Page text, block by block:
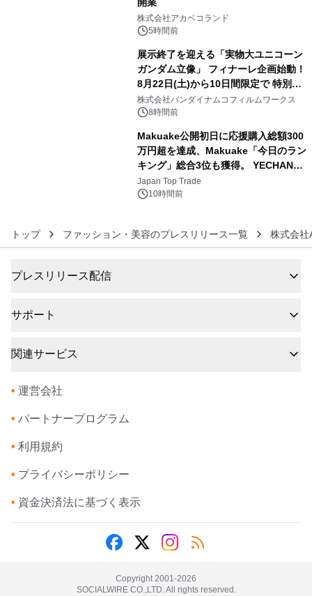
株式会社アカベコランド
5時間前
展示終了を迎える「実物大ユニコーン
ガンダム立像」 フィナーレ企画始動！
8月22日(土)から10日間限定で 特別映
像『UNICORN GUNDAM Statue ―
BEYOND POSSIBILITY ―』を上映！
株式会社バンダイナムコフィルムワークス
8時間前
Makuake公開初日に応援購入総額300
万円超を達成、Makuake「今日のラン
キング」総合3位も獲得。 YECHAN音
浴シンギングボウル第2弾の大型サイ
ズ（XL・2XL・3XL）を先行販売中
Japan Top Trade
10時間前
トップ ファッション・美容のプレスリリース一覧 株式会社
プレスリリース配信
サポート
関連サービス
• 運営会社
• パートナープログラム
• 利用規約
• プライバシーポリシー
• 資金決済法に基づく表示
Copyright 2001-2026
SOCIALWIRE CO.,LTD. All rights reserved.